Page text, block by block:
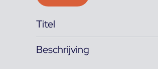
Titel
Beschrijving